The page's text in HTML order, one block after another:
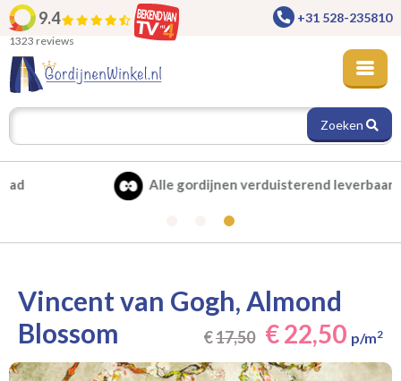
9.4
1323 reviews
+31 528-235810
Zoeken
Alle gordijnen verduisterend leverbaar
Vincent van Gogh, Almond
Blossom
€17,50 € 22,50 p/m2